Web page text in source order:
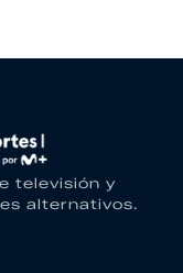
televisión y
alternativos.